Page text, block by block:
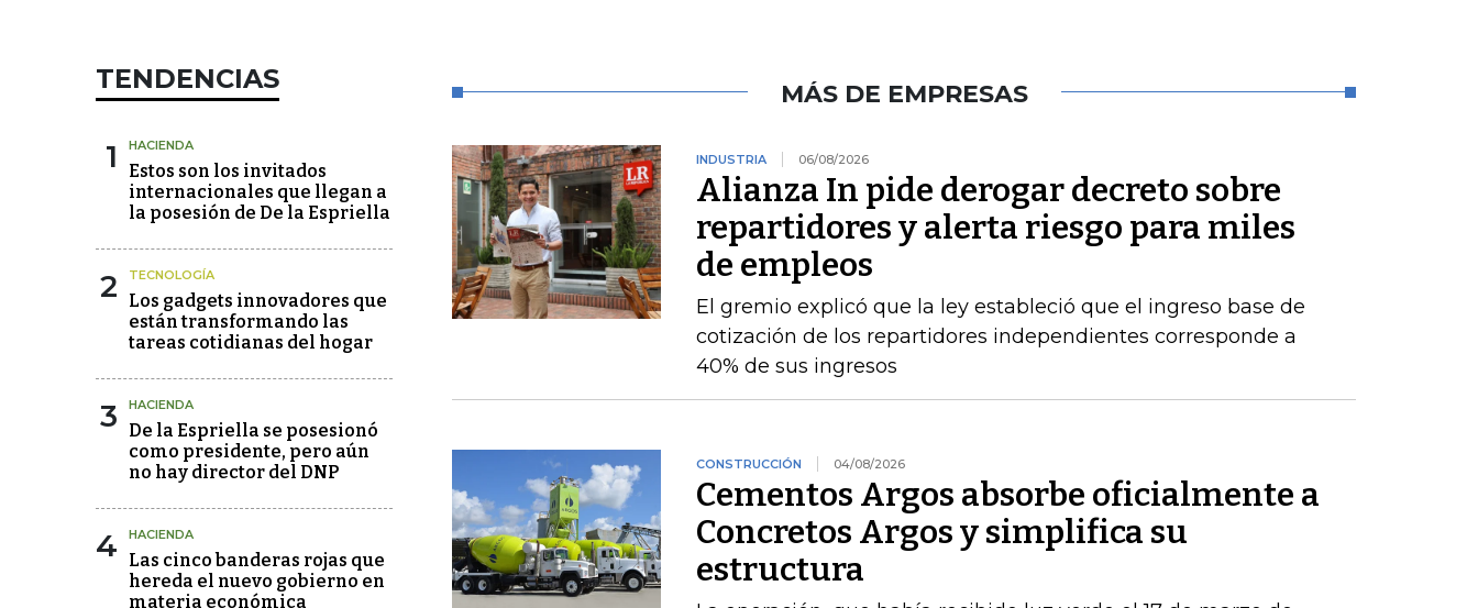
TENDENCIAS
1 HACIENDA
Estos son los invitados
internacionales que llegan a
la posesión de De la Espriella
2 TECNOLOGÍA
Los gadgets innovadores que
están transformando las
tareas cotidianas del hogar
3 HACIENDA
De la Espriella se posesionó
como presidente, pero aún
no hay director del DNP
4 HACIENDA
Las cinco banderas rojas que
hereda el nuevo gobierno en
materia económica
MÁS DE EMPRESAS
INDUSTRIA 06/08/2026
Alianza In pide derogar decreto sobre
repartidores y alerta riesgo para miles
de empleos
El gremio explicó que la ley estableció que el ingreso base de
cotización de los repartidores independientes corresponde a
40% de sus ingresos
CONSTRUCCIÓN 04/08/2026
Cementos Argos absorbe oficialmente a
Concretos Argos y simplifica su
estructura